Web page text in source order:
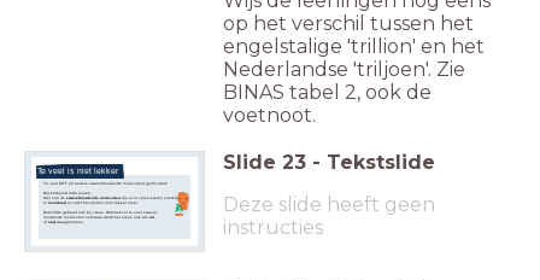
op het verschil tussen het
engelstalige 'trillion' en het
Nederlandse 'triljoen'. Zie
BINAS tabel 2, ook de
voetnoot.
Te veel is niet lekker
Te veel MFT (of andere zwavelhoudende moleculen) geeft stank.
Bijvoorbeeld rotte eieren:
Hier zijn de zwavelhoudende moleculendie al in verse eieren voorkwamen
in overdaad en ruikt het product niet lekker meer.
Hetzelfde gebeurt ook bij vlees. Wanneer er te veel zwavel-
houdende moleculen ontstaan wordt het vlees ook als rot
of oudwaargenomen.
Slide 23 - Tekstslide
Deze slide heeft geen
instructies